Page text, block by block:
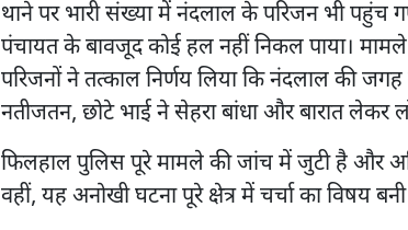
थाने पर भारी संख्या में नंदलाल के परिजन भी
पंचायत के बावजूद कोई हल नहीं निकल पाया।
परिजनों ने तत्काल निर्णय लिया कि नंदलाल की जगह
नतीजतन, छोटे भाई ने सेहरा बांधा और बारात लेकर
फिलहाल पुलिस पूरे मामले की जांच में जुटी है और
वहीं, यह अनोखी घटना पूरे क्षेत्र में चर्चा का विषय